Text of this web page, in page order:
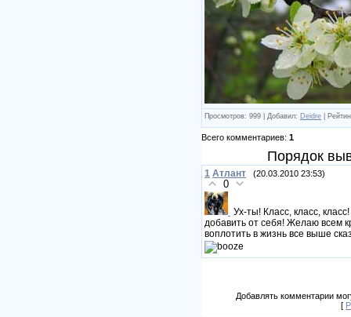
Просмотров: 999 | Добавил: Deidre |
Всего комментариев: 1
Порядок
1 Атлант (20.03.2010 23:53)
0
Ух-ты! Класс, класс,
добавить от себя! Желаю всем
воплотить в жизнь все выше
Добавлять комментарии
[